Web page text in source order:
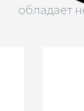
обладает